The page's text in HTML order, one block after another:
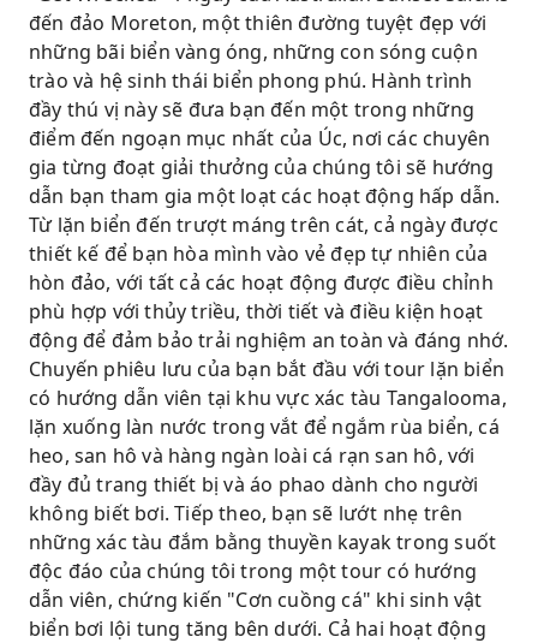
đến đảo Moreton, một thiên đường tuyệt đẹp với
những bãi biển vàng óng, những con sóng cuộn
trào và hệ sinh thái biển phong phú. Hành trình
đầy thú vị này sẽ đưa bạn đến một trong những
điểm đến ngoạn mục nhất của Úc, nơi các chuyên
gia từng đoạt giải thưởng của chúng tôi sẽ hướng
dẫn bạn tham gia một loạt các hoạt động hấp dẫn.
Từ lặn biển đến trượt máng trên cát, cả ngày được
thiết kế để bạn hòa mình vào vẻ đẹp tự nhiên của
hòn đảo, với tất cả các hoạt động được điều chỉnh
phù hợp với thủy triều, thời tiết và điều kiện hoạt
động để đảm bảo trải nghiệm an toàn và đáng nhớ.
Chuyến phiêu lưu của bạn bắt đầu với tour lặn biển
có hướng dẫn viên tại khu vực xác tàu Tangalooma,
lặn xuống làn nước trong vắt để ngắm rùa biển, cá
heo, san hô và hàng ngàn loài cá rạn san hô, với
đầy đủ trang thiết bị và áo phao dành cho người
không biết bơi. Tiếp theo, bạn sẽ lướt nhẹ trên
những xác tàu đắm bằng thuyền kayak trong suốt
độc đáo của chúng tôi trong một tour có hướng
dẫn viên, chứng kiến ​​"Cơn cuồng cá" khi sinh vật
biển bơi lội tung tăng bên dưới. Cả hai hoạt động